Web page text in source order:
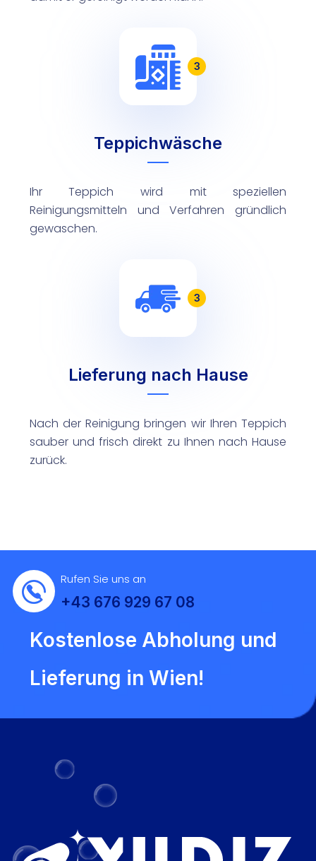
3
Teppichwäsche
Ihr Teppich wird mit speziellen
Reinigungsmitteln und Verfahren gründlich
gewaschen.
3
Lieferung nach Hause
Nach der Reinigung bringen wir Ihren Teppich
sauber und frisch direkt zu Ihnen nach Hause
zurück.
Rufen Sie uns an
+43 676 929 67 08
Kostenlose Abholung und
Lieferung in Wien!